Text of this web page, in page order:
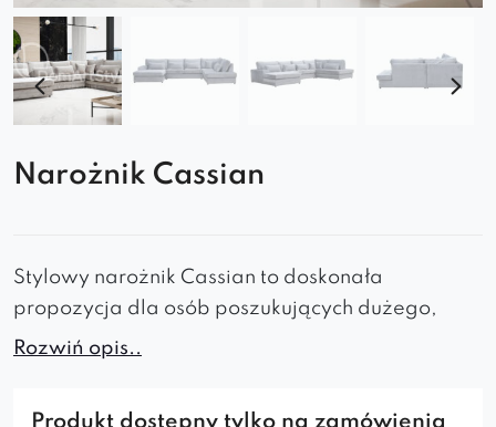
Narożnik Cassian
Stylowy narożnik Cassian to doskonała
propozycja dla osób poszukujących dużego,
wyjątkowego i wyszukanego mebla do swojego
Mebel ten wprowadzi do pomieszczenia klimat
Rozwiń opis..
Produkt dostępny tylko na zamówienia